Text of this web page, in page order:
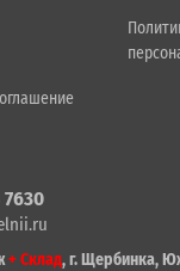
7630
+ Склад, г. Щербинка,